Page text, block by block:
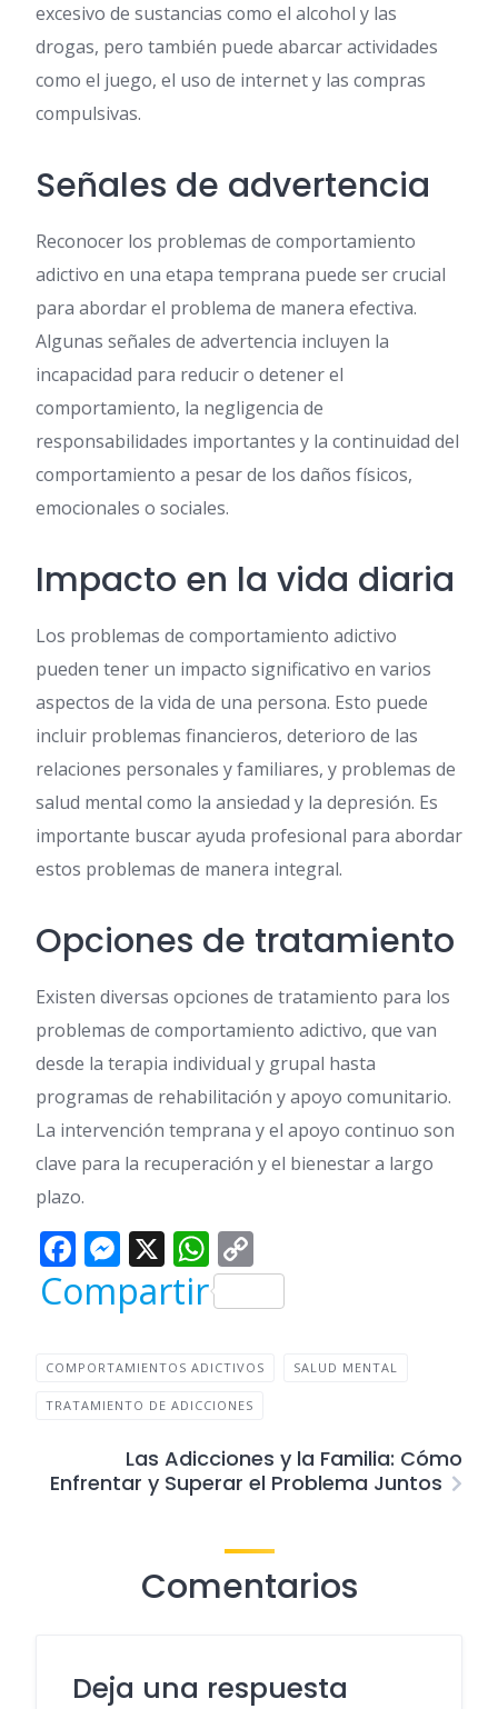
excesivo de sustancias como el alcohol y las
drogas, pero también puede abarcar actividades
como el juego, el uso de internet y las compras
compulsivas.
Señales de advertencia
Reconocer los problemas de comportamiento
adictivo en una etapa temprana puede ser crucial
para abordar el problema de manera efectiva.
Algunas señales de advertencia incluyen la
incapacidad para reducir o detener el
comportamiento, la negligencia de
responsabilidades importantes y la continuidad del
comportamiento a pesar de los daños físicos,
emocionales o sociales.
Impacto en la vida diaria
Los problemas de comportamiento adictivo
pueden tener un impacto significativo en varios
aspectos de la vida de una persona. Esto puede
incluir problemas financieros, deterioro de las
relaciones personales y familiares, y problemas de
salud mental como la ansiedad y la depresión. Es
importante buscar ayuda profesional para abordar
estos problemas de manera integral.
Opciones de tratamiento
Existen diversas opciones de tratamiento para los
problemas de comportamiento adictivo, que van
desde la terapia individual y grupal hasta
programas de rehabilitación y apoyo comunitario.
La intervención temprana y el apoyo continuo son
clave para la recuperación y el bienestar a largo
plazo.
Facebook
Messenger
X WhatsApp
Link
Compartir
COMPORTAMIENTOS ADICTIVOS SALUD MENTAL
TRATAMIENTO DE ADICCIONES
Las Adicciones y la Familia: Cómo
Enfrentar y Superar el Problema Juntos
Comentarios
Deja una respuesta